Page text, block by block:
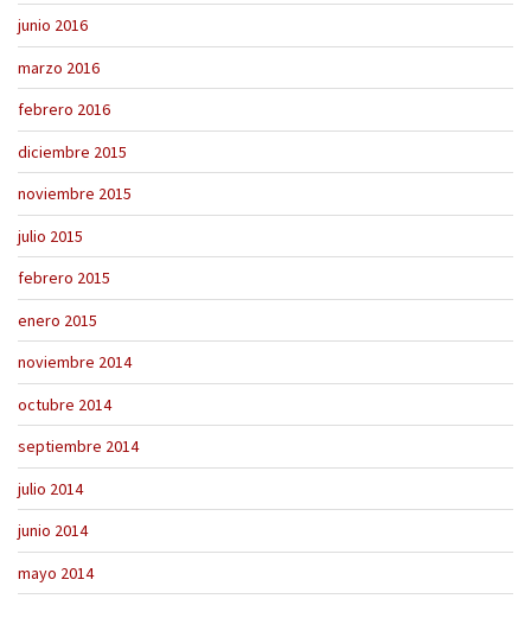
junio 2016
marzo 2016
febrero 2016
diciembre 2015
noviembre 2015
julio 2015
febrero 2015
enero 2015
noviembre 2014
octubre 2014
septiembre 2014
julio 2014
junio 2014
mayo 2014